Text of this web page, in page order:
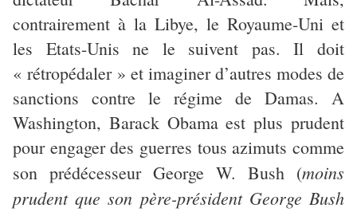
contrairement à la Libye, le Royaume-Uni et
les Etats-Unis ne le suivent pas. Il doit
« rétropédaler » et imaginer d’autres modes de
sanctions contre le régime de Damas. A
Washington, Barack Obama est plus prudent
pour engager des guerres tous azimuts comme
son prédécesseur George W. Bush (moins
prudent que son père-président George Bush